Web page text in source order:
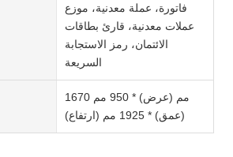
فاتورة، عملة معدنية، موزع
عملات معدنية، قارئ بطاقات
الائتمان، رمز الاستجابة
السريعة
1670 مم (عرض) * 950 مم
(عمق) * 1925 مم (ارتفاع)